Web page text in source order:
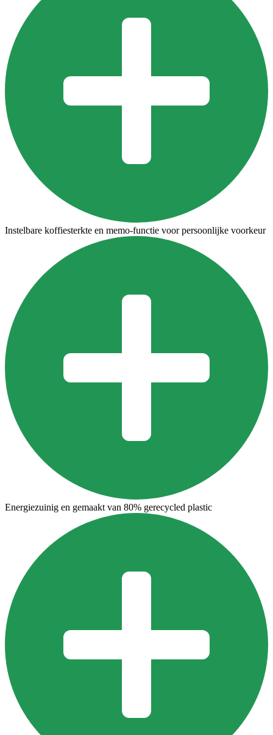
Instelbare koffiesterkte en memo-functie voor persoonlijke voorkeur
Energiezuinig en gemaakt van 80% gerecycled plastic